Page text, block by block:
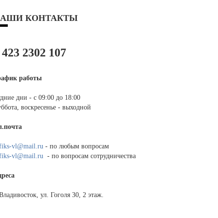
КОНТАКТЫ
2302 107
работы
дни - с 09:00 до 18:00
воскресенье - выходной
vl@mail.ru - по любым вопросам
vl@mail.ru - по вопросам сотрудничества
ул. Гоголя 30, 2 этаж.